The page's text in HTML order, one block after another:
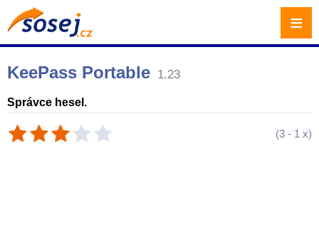
KeePass Portable 1.23
Správce hesel.
(3 - 1 x)
≡